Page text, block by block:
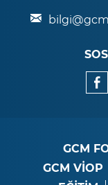
GCM
GCM VİOP